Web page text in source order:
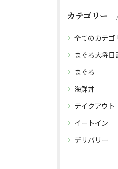
カテゴリー
全てのカテゴ
まぐろ大将日
まぐろ
海鮮丼
テイクアウト
イートイン
デリバリー